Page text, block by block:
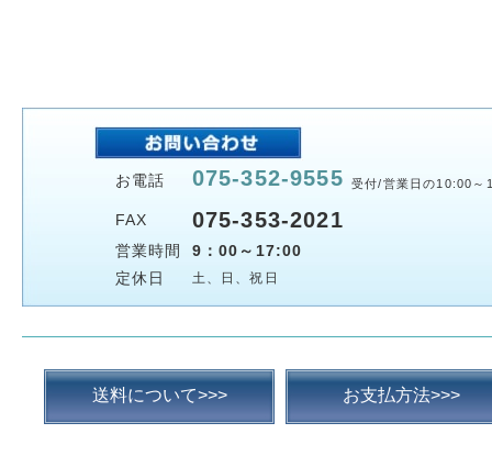
お電話 075-352-9555 受付/営業日の10:00～
FAX 075-353-2021
営業時間
9：00～17:00
定休日
土、日、祝日
送料について>>> お支払方法>>>